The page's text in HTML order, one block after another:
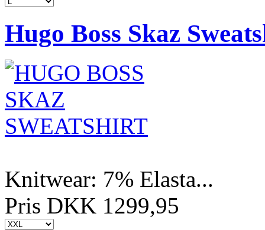
Hugo Boss Skaz
Knitwear: 7% Elasta...
Pris DKK 1299,95